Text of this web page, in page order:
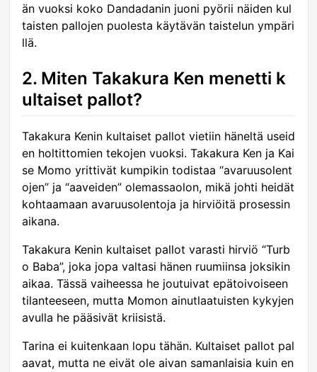
än vuoksi koko Dandadanin juoni pyörii näiden kul
taisten pallojen puolesta käytävän taistelun ympäri
llä.
2. Miten Takakura Ken menetti k
ultaiset pallot?
Takakura Kenin kultaiset pallot vietiin häneltä useid
en holtittomien tekojen vuoksi. Takakura Ken ja Kai
se Momo yrittivät kumpikin todistaa “avaruusolent
ojen” ja “aaveiden” olemassaolon, mikä johti heidät
kohtaamaan avaruusolentoja ja hirviöitä prosessin
aikana.
Takakura Kenin kultaiset pallot varasti hirviö “Turb
o Baba”, joka jopa valtasi hänen ruumiinsa joksikin
aikaa. Tässä vaiheessa he joutuivat epätoivoiseen
tilanteeseen, mutta Momon ainutlaatuisten kykyjen
avulla he pääsivät kriisistä.
Tarina ei kuitenkaan lopu tähän. Kultaiset pallot pal
aavat, mutta ne eivät ole aivan samanlaisia kuin en